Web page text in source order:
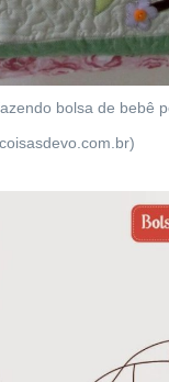
bolsa de bebê